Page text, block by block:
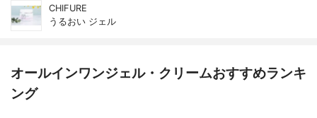
CHIFURE
うるおい ジェル
オールインワンジェル・クリームおすすめランキ
ング